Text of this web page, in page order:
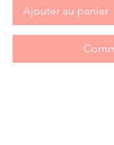
Ajouter au panier